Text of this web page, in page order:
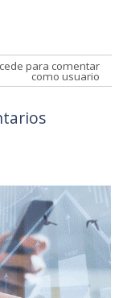
para comentar
como usuario